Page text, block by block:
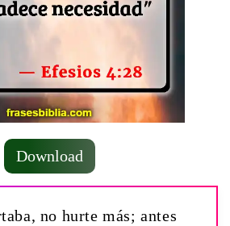
Download
no hurte más; antes